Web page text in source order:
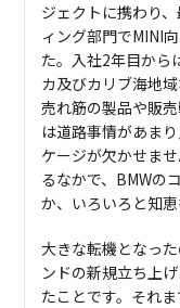
ジェクトに携わり
ィング部門でMINI
た。入社2年目から
カ及びカリブ海地
売れ筋の製品や販
は道路事情があま
ケージが欠かせま
るなかで、BMWの
か、いろいろと知恵
大きな転機となっ
ンドの新規立ち上
たことです。それ